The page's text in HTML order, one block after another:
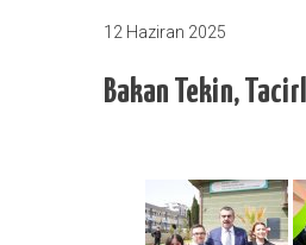
12 Haziran 2025
Bakan Tekin,